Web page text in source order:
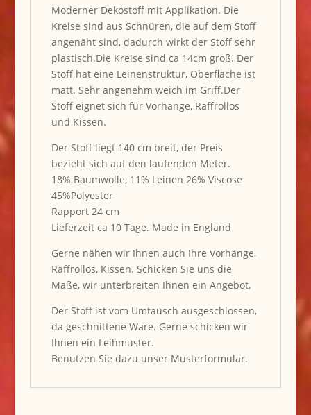
Moderner Dekostoff mit Applikation. Die
Kreise sind aus Schnüren, die auf dem Stoff
angenäht sind, dadurch wirkt der Stoff sehr
plastisch.Die Kreise sind ca 14cm groß. Der
Stoff hat eine Leinenstruktur, Oberfläche ist
matt. Sehr angenehm weich im Griff.Der
Stoff eignet sich für Vorhänge, Raffrollos
und Kissen.
Der Stoff liegt 140 cm breit, der Preis
bezieht sich auf den laufenden Meter.
18% Baumwolle, 11% Leinen 26% Viscose
45%Polyester
Rapport 24 cm
Lieferzeit ca 10 Tage. Made in England
Gerne nähen wir Ihnen auch Ihre Vorhänge,
Raffrollos, Kissen. Schicken Sie uns die
Maße, wir unterbreiten Ihnen ein Angebot.
Der Stoff ist vom Umtausch ausgeschlossen,
da geschnittene Ware. Gerne schicken wir
Ihnen ein Leihmuster.
Benutzen Sie dazu unser Musterformular.